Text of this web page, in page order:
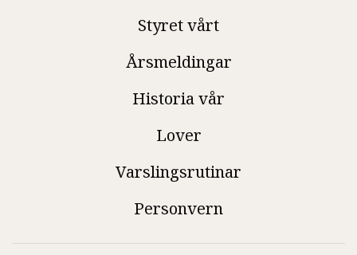
Styret vårt
Årsmeldingar
Historia vår
Lover
Varslingsrutinar
Personvern